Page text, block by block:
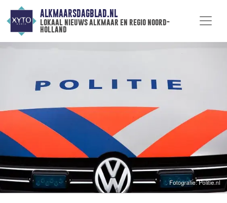
ALKMAARSDAGBLAD.NL
lokaal nieuws alkmaar en regio noord-
holland